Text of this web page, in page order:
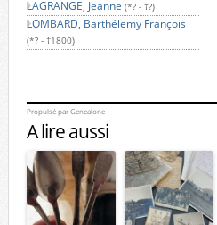
LAGRANGE, Jeanne (*? - †?)
LOMBARD, Barthélemy François
(*? - †1800)
Propulsé par Genealone
A lire aussi